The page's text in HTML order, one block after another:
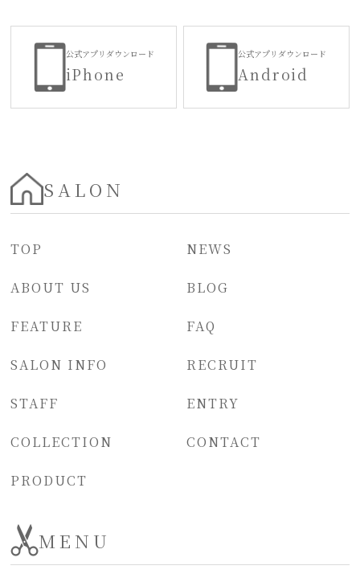
公式アプリダウンロード
iPhone
公式アプリダウンロード
Android
SALON
TOP
ABOUT US
FEATURE
SALON INFO
STAFF
COLLECTION
PRODUCT
NEWS
BLOG
FAQ
RECRUIT
ENTRY
CONTACT
MENU